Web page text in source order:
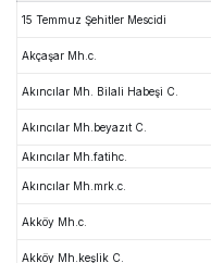
15 Temmuz Şehitler Mescidi
Akçaşar Mh.c.
Akıncılar Mh. Bilali Habeşi C.
Akıncılar Mh.beyazıt C.
Akıncılar Mh.fatihc.
Akıncılar Mh.mrk.c.
Akköy Mh.c.
Akköy Mh.keşlik C.